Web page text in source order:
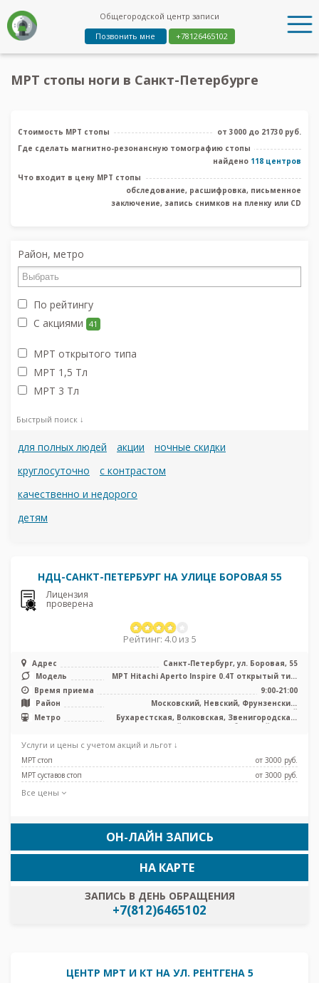
Общегородской центр записи
Позвонить мне
+78126465102
МРТ стопы ноги в Санкт-Петербурге
Стоимость МРТ стопы
от 3000 до 21730 руб.
Где сделать магнитно-резонансную томографию стопы
найдено 118 центров
Что входит в цену МРТ стопы
обследование, расшифровка, письменное
заключение, запись снимков на пленку или CD
Район, метро
По рейтингу
С акциями 41
МРТ открытого типа
МРТ 1,5 Тл
МРТ 3 Тл
Быстрый поиск ↓
для полных людей акции
ночные скидки
круглосуточно
с контрастом
качественно и недорого
детям
НДЦ-САНКТ-ПЕТЕРБУРГ НА УЛИЦЕ БОРОВАЯ 55
Лицензия
проверена
Рейтинг: 4.0 из 5
Адрес
Санкт-Петербург, ул. Боровая, 55
Модель
МРТ Hitachi Aperto Inspire 0.4T открытый тип,
КТ Toshiba Aquilion 16 с ...
Время приема
9:00-21:00
Район
Московский, Невский, Фрунзенский,
Центральный
Метро
Бухарестская, Волковская, Звенигородская,
Лиговский проспект, Обводный канал,
Услуги и цены с учетом акций и льгот ↓
МРТ стоп
от 3000 pуб.
МРТ суставов стоп
от 3000 pуб.
Все цены
ОН-ЛАЙН ЗАПИСЬ
ЗАПИСЬ В ДЕНЬ ОБРАЩЕНИЯ
+7(812)6465102
НА КАРТЕ
ЦЕНТР МРТ И КТ НА УЛ. РЕНТГЕНА 5